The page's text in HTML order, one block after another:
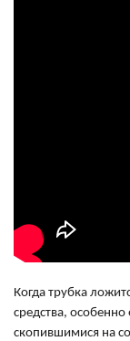
Когда трубка
средства,
скопившимися на